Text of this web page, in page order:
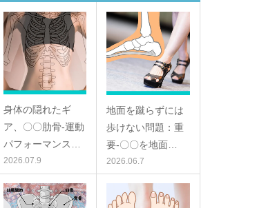
身体の隠れたギ
ア、〇〇肋骨-運動
パフォーマンス…
2026.07.9
地面を蹴らずには
歩けない問題：重
要-〇〇を地面…
2026.06.7